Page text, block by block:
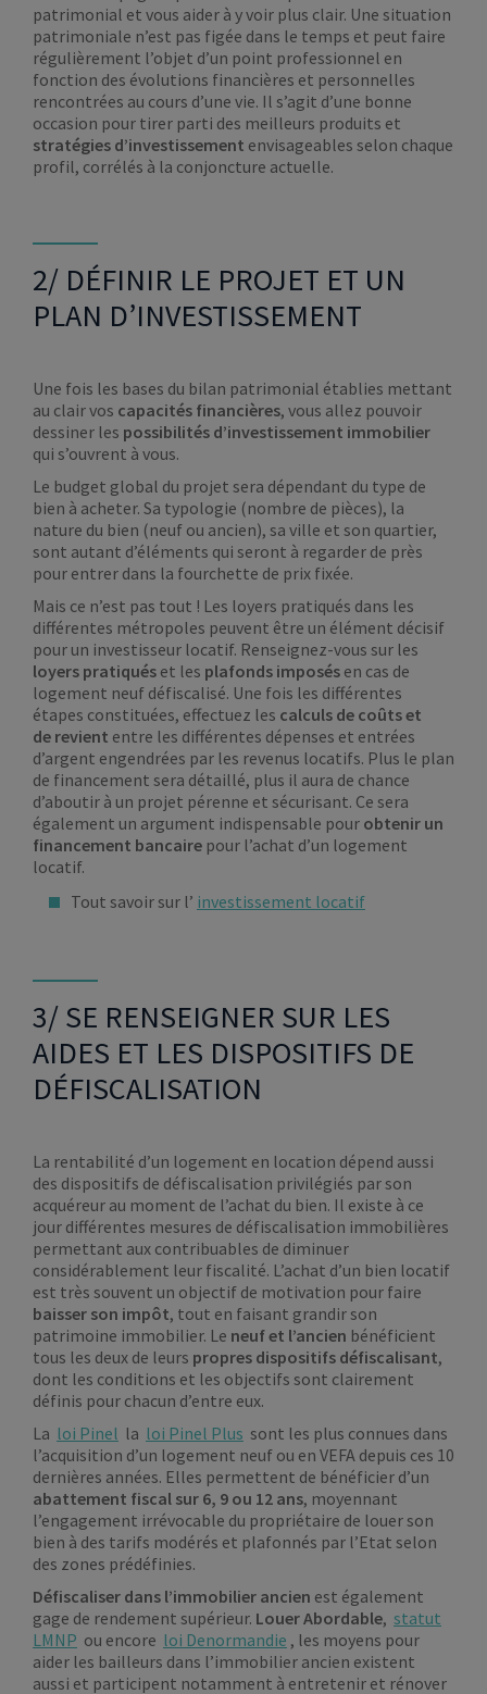
patrimonial et vous aider à y voir plus clair. Une situation
patrimoniale n’est pas figée dans le temps et peut faire
régulièrement l’objet d’un point professionnel en
fonction des évolutions financières et personnelles
rencontrées au cours d’une vie. Il s’agit d’une bonne
occasion pour tirer parti des meilleurs produits et
stratégies d’investissement envisageables selon chaque
profil, corrélés à la conjoncture actuelle.
2/ DÉFINIR LE PROJET ET UN
PLAN D’INVESTISSEMENT
Une fois les bases du bilan patrimonial établies mettant
au clair vos capacités financières, vous allez pouvoir
dessiner les possibilités d’investissement immobilier
qui s’ouvrent à vous.
Le budget global du projet sera dépendant du type de
bien à acheter. Sa typologie (nombre de pièces), la
nature du bien (neuf ou ancien), sa ville et son quartier,
sont autant d’éléments qui seront à regarder de près
pour entrer dans la fourchette de prix fixée.
Mais ce n’est pas tout ! Les loyers pratiqués dans les
différentes métropoles peuvent être un élément décisif
pour un investisseur locatif. Renseignez-vous sur les
loyers pratiqués et les plafonds imposés en cas de
logement neuf défiscalisé. Une fois les différentes
étapes constituées, effectuez les calculs de coûts et
de revient entre les différentes dépenses et entrées
d’argent engendrées par les revenus locatifs. Plus le plan
de financement sera détaillé, plus il aura de chance
d’aboutir à un projet pérenne et sécurisant. Ce sera
également un argument indispensable pour obtenir un
financement bancaire pour l’achat d’un logement
locatif.
Tout savoir sur l’ investissement locatif
3/ SE RENSEIGNER SUR LES
AIDES ET LES DISPOSITIFS DE
DÉFISCALISATION
La rentabilité d’un logement en location dépend aussi
des dispositifs de défiscalisation privilégiés par son
acquéreur au moment de l’achat du bien. Il existe à ce
jour différentes mesures de défiscalisation immobilières
permettant aux contribuables de diminuer
considérablement leur fiscalité. L’achat d’un bien locatif
est très souvent un objectif de motivation pour faire
baisser son impôt, tout en faisant grandir son
patrimoine immobilier. Le neuf et l’ancien bénéficient
tous les deux de leurs propres dispositifs défiscalisant,
dont les conditions et les objectifs sont clairement
définis pour chacun d’entre eux.
La loi Pinel la loi Pinel Plus sont les plus connues dans
l’acquisition d’un logement neuf ou en VEFA depuis ces 10
dernières années. Elles permettent de bénéficier d’un
abattement fiscal sur 6, 9 ou 12 ans, moyennant
l’engagement irrévocable du propriétaire de louer son
bien à des tarifs modérés et plafonnés par l’Etat selon
des zones prédéfinies.
Défiscaliser dans l’immobilier ancien est également
gage de rendement supérieur. Louer Abordable, statut
LMNP ou encore loi Denormandie , les moyens pour
aider les bailleurs dans l’immobilier ancien existent
aussi et participent notamment à entretenir et rénover